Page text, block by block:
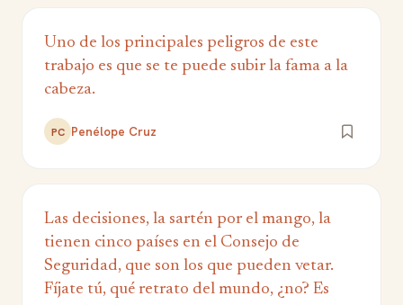
Uno de los principales peligros de este
trabajo es que se te puede subir la fama a la
cabeza.
PC Penélope Cruz
Las decisiones, la sartén por el mango, la
tienen cinco países en el Consejo de
Seguridad, que son los que pueden vetar.
Fíjate tú, qué retrato del mundo, ¿no? Es